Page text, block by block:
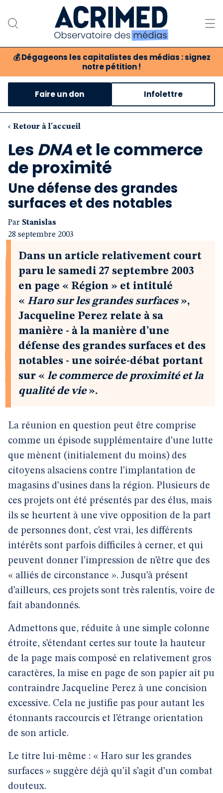
💰 Dégageons les capitalistes des médias : signez
notre pétition !
Notre association
Notre critique des médias
Nos propositions
Notre revue
Boutique
Faire un don Infolettre
‹ Retour à l'accueil
Les DNAet le commerce
de proximité
Une défense des grandes
surfaces et des notables
Par Stanislas
28 septembre 2003
Dans un article relativement court
paru le samedi 27 septembre 2003
en page « Région » et intitulé
« Haro sur les grandes surfaces»,
Jacqueline Perez relate à sa
manière - à la manière d’une
défense des grandes surfaces et des
notables - une soirée-débat portant
sur « le commerce de proximité et la
qualité de vie».
La réunion en question peut être comprise
comme un épisode supplémentaire d’une lutte
que mènent (initialement du moins) des
citoyens alsaciens contre l’implantation de
magasins d’usines dans la région. Plusieurs de
ces projets ont été présentés par des élus, mais
ils se heurtent à une vive opposition de la part
de personnes dont, c’est vrai, les différents
intérêts sont parfois difficiles à cerner, et qui
peuvent donner l’impression de n’être que des
« alliés de circonstance ». Jusqu’à présent
d’ailleurs, ces projets sont très ralentis, voire de
fait abandonnés.
Admettons que, réduite à une simple colonne
étroite, s’étendant certes sur toute la hauteur
de la page mais composé en relativement gros
caractères, la mise en page de son papier ait pu
contraindre Jacqueline Perez à une concision
excessive. Cela ne justifie pas pour autant les
étonnants raccourcis et l’étrange orientation
de son article.
Le titre lui-même : « Haro sur les grandes
surfaces » suggère déjà qu’il s’agit d’un combat
douteux.